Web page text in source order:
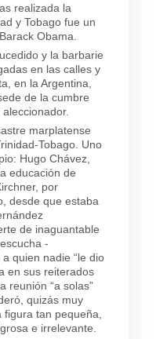
realizada la
y Tobago fue un
Obama.
y la barbarie
en las calles y
en la Argentina,
de la cumbre
marplatense
Tobago. Uno
Hugo Chávez,
educación de
por
desde que estaba
de inaguantable
-
quien nadie “le dio
en sus reiterados
reunión “a solas”
quizás muy
tan pequeña,
e irrelevante.